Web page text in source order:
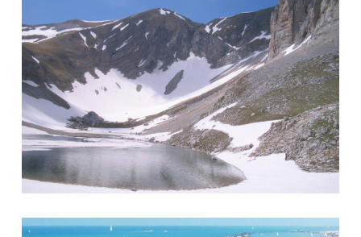
Adriatico a San Benedetto del Tronto